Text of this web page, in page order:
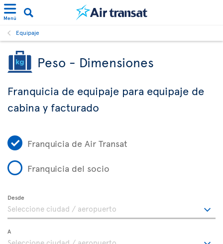
Menú
Equipaje
Peso - Dimensiones
Franquicia de equipaje para equipaje de
cabina y facturado
Franquicia de Air Transat
Franquicia del socio
Desde
A